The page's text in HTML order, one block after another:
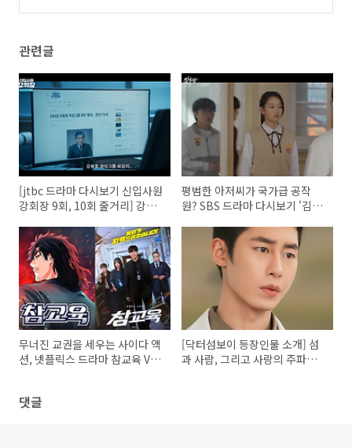
관련글
[jtbc 드라마 다시보기 신입사원
강회장 9회, 10회 줄거리] 강회
영(=손현주)
평범한 아저씨가 국가급 공작
원? SBS 드라마 다시보기 '김부
(ft. 소지섭 역대급 액션)
무너진 교권을 세우는 사이다 액
션, 넷플릭스 드라마 참교육 VS
[닥터섬보이 등장인물 소개] 섬
과 사람, 그리고 사랑의 주파수
댓글